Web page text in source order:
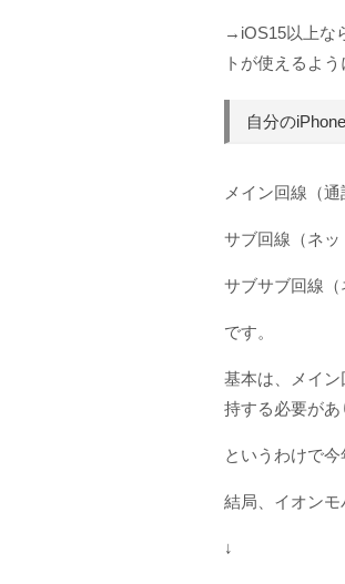
→iOS15以上な
トが使えるよ
自分の
メイン回線（
サブ回線（ネッ
サブサブ回線（
です。
基本は、メイ
持する必要があ
というわけで
結局、イオン
↓